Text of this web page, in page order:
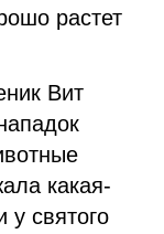
растет
Вит
какая-
у святого